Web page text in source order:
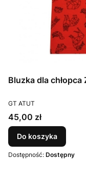
Bluzka dla chłopca
PRODUCENT
GT ATUT
Cena
45,00 zł
Do koszyka
Dostępność: Dostępny